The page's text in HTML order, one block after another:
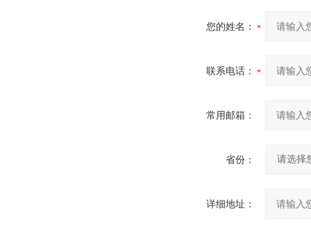
您的姓名：
联系电话：
常用邮箱：
省份：
详细地址：